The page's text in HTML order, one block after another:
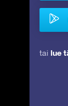
tai lue